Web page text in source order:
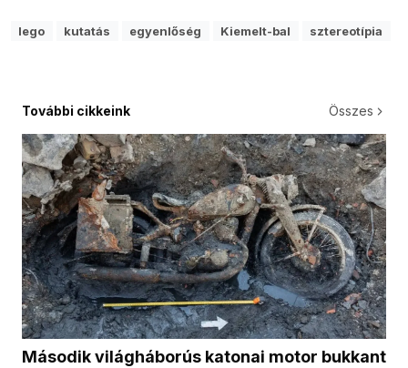
lego kutatás egyenlőség Kiemelt-bal sztereotípia
További cikkeink Összes
Második világháborús katonai motor bukkant